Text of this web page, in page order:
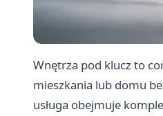
Wnętrza pod klucz to
mieszkania lub domu
usługa obejmuje